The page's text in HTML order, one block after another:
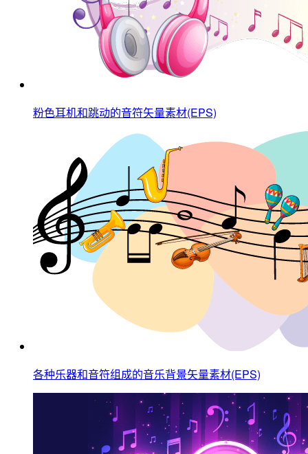
粉色耳机和跳动的音符矢量素材(EPS)
各种乐器和音符组成的音乐背景矢量素材(EPS)